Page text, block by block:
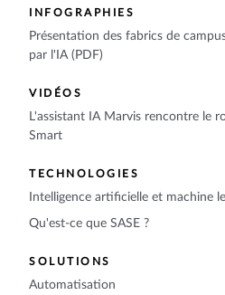
INFOGRAPHIES
Présentation des fabrics de
par l'IA (PDF)
VIDÉOS
L'assistant IA Marvis rencontre le
Smart
TECHNOLOGIES
Intelligence artificielle et machine
Qu'est-ce que SASE ?
SOLUTIONS
Automatisation